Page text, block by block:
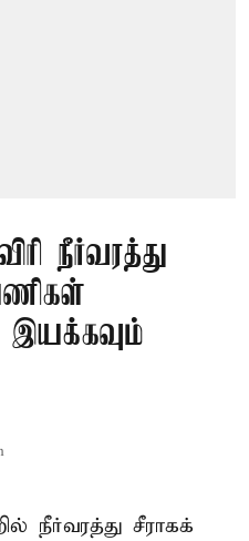
நீர்வரத்து
இயக்கவும்
நீர்வரத்து சீராகக்